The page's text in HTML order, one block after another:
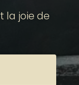
la joie de